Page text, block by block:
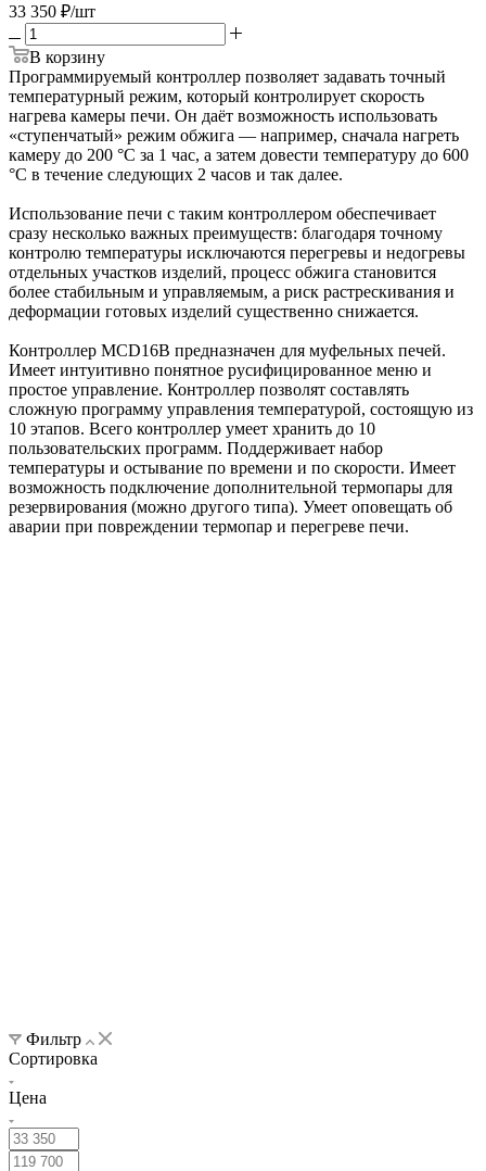
33 350 ₽/шт
В корзину
Программируемый контроллер позволяет задавать точный
температурный режим, который контролирует скорость
нагрева камеры печи. Он даёт возможность использовать
«ступенчатый» режим обжига — например, сначала нагреть
камеру до 200 °C за 1 час, а затем довести температуру до 600
°C в течение следующих 2 часов и так далее.
Использование печи с таким контроллером обеспечивает
сразу несколько важных преимуществ: благодаря точному
контролю температуры исключаются перегревы и недогревы
отдельных участков изделий, процесс обжига становится
более стабильным и управляемым, а риск растрескивания и
деформации готовых изделий существенно снижается.
Контроллер MCD16B предназначен для муфельных печей.
Имеет интуитивно понятное русифицированное меню и
простое управление. Контроллер позволят составлять
сложную программу управления температурой, состоящую из
10 этапов. Всего контроллер умеет хранить до 10
пользовательских программ. Поддерживает набор
температуры и остывание по времени и по скорости. Имеет
возможность подключение дополнительной термопары для
резервирования (можно другого типа). Умеет оповещать об
аварии при повреждении термопар и перегреве печи.
Фильтр
Сортировка
Цена